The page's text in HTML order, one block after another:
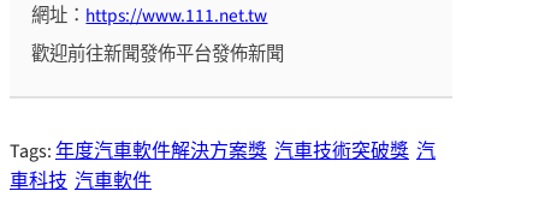
網址： https://www.111.net.tw
歡迎前往新聞發佈平台發佈新聞
Tags:年度汽車軟件解決方案獎 汽車技術突破獎 汽
車科技 汽車軟件